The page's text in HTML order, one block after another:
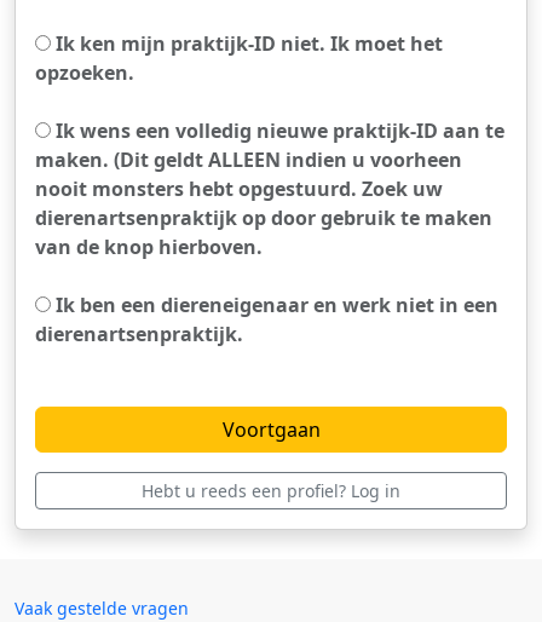
Ik ken mijn praktijk-ID niet. Ik moet het
opzoeken.
Ik wens een volledig nieuwe praktijk-ID aan te
maken. (Dit geldt ALLEEN indien u voorheen
nooit monsters hebt opgestuurd. Zoek uw
dierenartsenpraktijk op door gebruik te maken
van de knop hierboven.
Ik ben een diereneigenaar en werk niet in een
dierenartsenpraktijk.
Hebt u reeds een profiel? Log in
Vaak gestelde vragen